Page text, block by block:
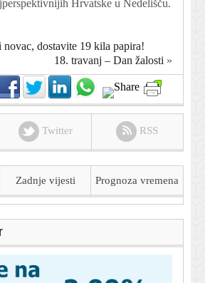
Hrvatske u Nedelišču.
dostavite 19 kila papira!
18. travanj – Dan žalosti »
Twitter RSS
Zadnje vijesti Prognoza vremena